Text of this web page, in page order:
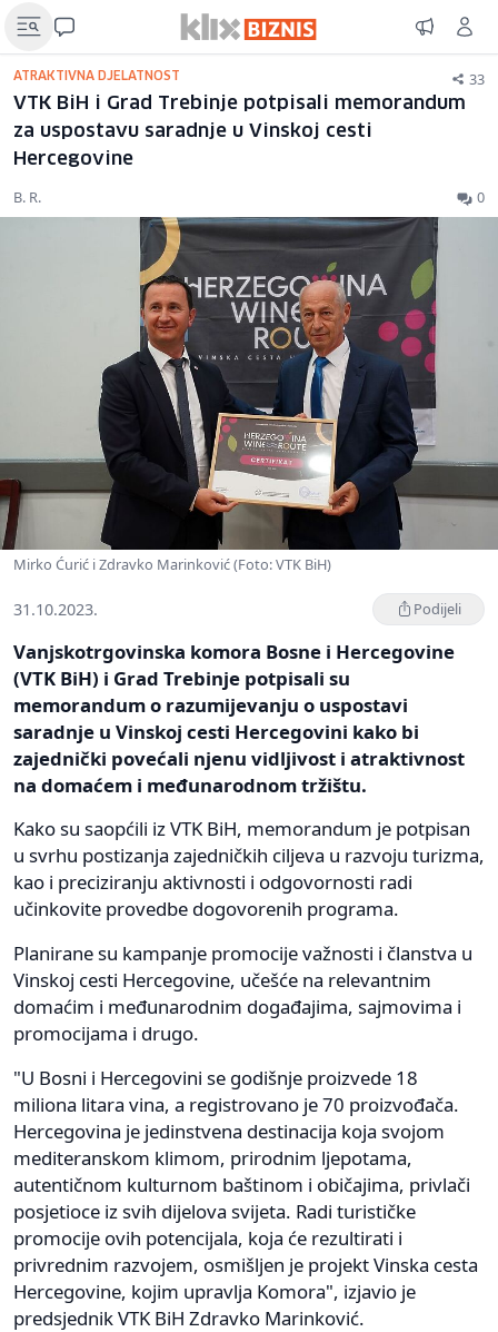
ATRAKTIVNA DJELATNOST 33
VTK BiH i Grad Trebinje potpisali memorandum
za uspostavu saradnje u Vinskoj cesti
Hercegovine
B. R. 0
Mirko Ćurić i Zdravko Marinković (Foto: VTK BiH)
31.10.2023. Podijeli
Vanjskotrgovinska komora Bosne i Hercegovine
(VTK BiH) i Grad Trebinje potpisali su
memorandum o razumijevanju o uspostavi
saradnje u Vinskoj cesti Hercegovini kako bi
zajednički povećali njenu vidljivost i atraktivnost
na domaćem i međunarodnom tržištu.
Kako su saopćili iz VTK BiH, memorandum je potpisan
u svrhu postizanja zajedničkih ciljeva u razvoju turizma,
kao i preciziranju aktivnosti i odgovornosti radi
učinkovite provedbe dogovorenih programa.
Planirane su kampanje promocije važnosti i članstva u
Vinskoj cesti Hercegovine, učešće na relevantnim
domaćim i međunarodnim događajima, sajmovima i
promocijama i drugo.
"U Bosni i Hercegovini se godišnje proizvede 18
miliona litara vina, a registrovano je 70 proizvođača.
Hercegovina je jedinstvena destinacija koja svojom
mediteranskom klimom, prirodnim ljepotama,
autentičnom kulturnom baštinom i običajima, privlači
posjetioce iz svih dijelova svijeta. Radi turističke
promocije ovih potencijala, koja će rezultirati i
privrednim razvojem, osmišljen je projekt Vinska cesta
Hercegovine, kojim upravlja Komora", izjavio je
predsjednik VTK BiH Zdravko Marinković.